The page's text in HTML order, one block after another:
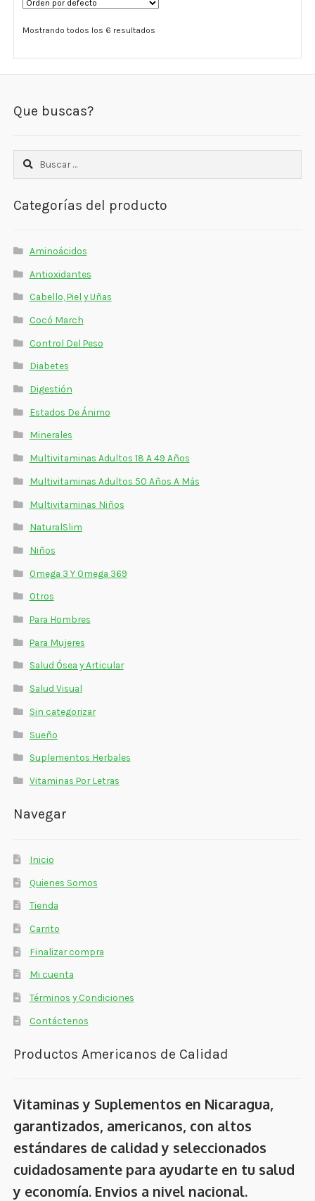
Mostrando todos los 6 resultados
Que buscas?
Buscar:
Categorías del producto
Aminoácidos
Antioxidantes
Cabello, Piel y Uñas
Cocó March
Control Del Peso
Diabetes
Digestión
Estados De Ánimo
Minerales
Multivitaminas Adultos 18 A 49 Años
Multivitaminas Adultos 50 Años A Más
Multivitaminas Niños
NaturalSlim
Niños
Omega 3 Y Omega 369
Otros
Para Hombres
Para Mujeres
Salud Ósea y Articular
Salud Visual
Sin categorizar
Sueño
Suplementos Herbales
Vitaminas Por Letras
Navegar
Inicio
Quienes Somos
Tienda
Carrito
Finalizar compra
Mi cuenta
Términos y Condiciones
Contáctenos
Productos Americanos de Calidad
Vitaminas y Suplementos en Nicaragua,
garantizados, americanos, con altos
estándares de calidad y seleccionados
cuidadosamente para ayudarte en tu salud
y economía. Envios a nivel nacional.